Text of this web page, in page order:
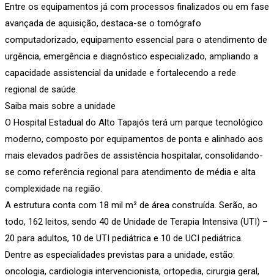
Entre os equipamentos já com processos finalizados ou em fase
avançada de aquisição, destaca-se o tomógrafo
computadorizado, equipamento essencial para o atendimento de
urgência, emergência e diagnóstico especializado, ampliando a
capacidade assistencial da unidade e fortalecendo a rede
regional de saúde.
Saiba mais sobre a unidade
O Hospital Estadual do Alto Tapajós terá um parque tecnológico
moderno, composto por equipamentos de ponta e alinhado aos
mais elevados padrões de assistência hospitalar, consolidando-
se como referência regional para atendimento de média e alta
complexidade na região.
A estrutura conta com 18 mil m² de área construída. Serão, ao
todo, 162 leitos, sendo 40 de Unidade de Terapia Intensiva (UTI) –
20 para adultos, 10 de UTI pediátrica e 10 de UCI pediátrica.
Dentre as especialidades previstas para a unidade, estão:
oncologia, cardiologia intervencionista, ortopedia, cirurgia geral,